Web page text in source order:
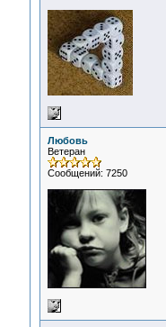
Любовь
Ветеран
Сообщений: 7250